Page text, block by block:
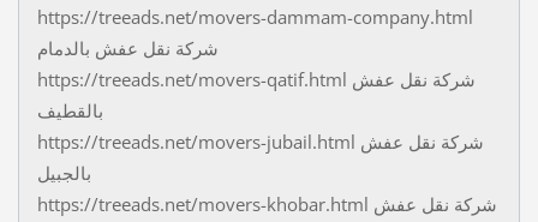
https://treeads.net/movers-dammam-company.html
شركة نقل عفش بالدمام
https://treeads.net/movers-qatif.html شركة نقل عفش
بالقطيف
https://treeads.net/movers-jubail.html شركة نقل عفش
بالجبيل
https://treeads.net/movers-khobar.html شركة نقل عفش